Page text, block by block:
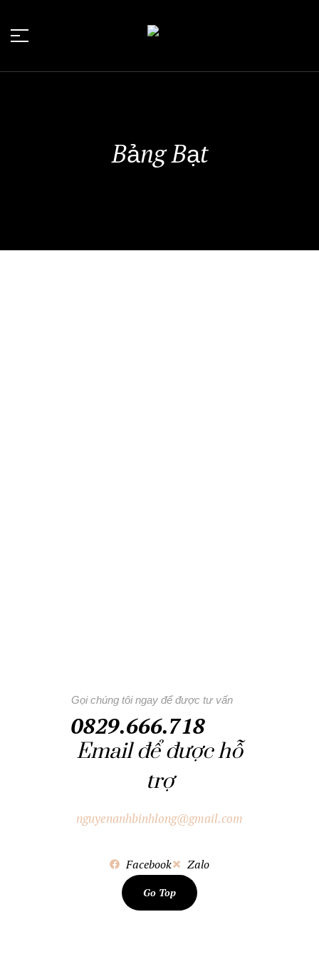
Bảng Bạt
Gọi chúng tôi ngay để được tư vấn
0829.666.718
Email để được hỗ
trợ
nguyenanhbinhlong@gmail.com
Facebook Zalo
Go Top